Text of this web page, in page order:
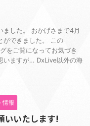
ました。 おかげさまで4月
ができました。 この
をご覧になってお気づき
いますが… DxLive以外の海
情報
いいたします!